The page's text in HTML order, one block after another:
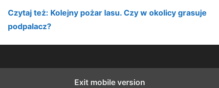
Czytaj też: Kolejny pożar lasu. Czy w okolicy grasuje
podpalacz?
Exit mobile version